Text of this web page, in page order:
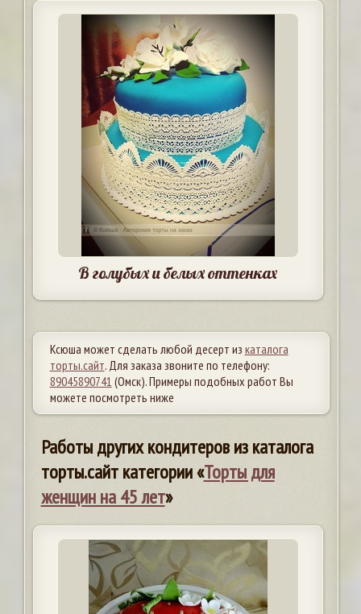
В голубых и белых оттенках
Ксюша может сделать любой десерт из каталога
торты.сайт. Для заказа звоните по телефону:
89045890741 (Омск). Примеры подобных работ Вы
можете посмотреть ниже
Работы других кондитеров из каталога
торты.сайт категории «Торты для
женщин на 45 лет»